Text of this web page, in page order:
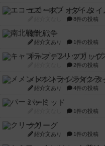
エコーズ・オブ・タイ
8件の投稿
南北戦争
紹介文あり 1件の投稿
キャプテン・フリッ
2件の投稿
メメントオンラインタ
紹介文あり 4件の投稿
パーミッド
1件の投稿
クリーグ
紹介文あり 1件の投稿